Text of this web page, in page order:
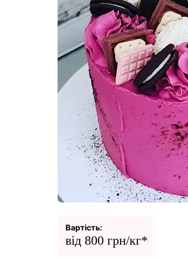
Вартість:
від 800 грн/кг*